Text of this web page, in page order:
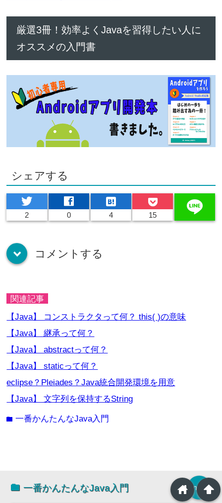
厳選3冊！効率よくJavaを習得したい人に
オススメの入門書
シェアする
twitter
2
facebook
0
hatenabookmark
4 15 line
down コメントする
関連記事
【Java】 コンストラクタって何？ this( )の意味
【Java】 継承って何？
【Java】 abstractって何？
【Java】 staticって何？
eclipse？Pleiades？Java統合開発環境を用意
【Java】 文字列を保持するString
folder一番かんたんなJava入門
more
一番かんたんなJava入門 arrowup
home